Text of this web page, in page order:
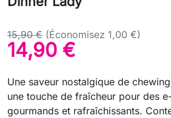
15,90 € (Économisez 1,00 €)
14,90 €
Une saveur nostalgique de
une touche de fraîcheur pour des
gourmands et rafraîchissants.